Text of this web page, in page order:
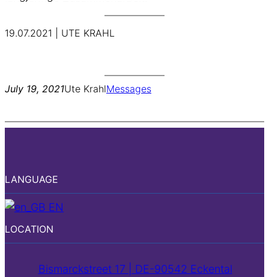
19.07.2021 | UTE KRAHL
July 19, 2021Ute KrahlMessages
LANGUAGE
EN
LOCATION
Bismarckstreet 17 | DE-90542 Eckental